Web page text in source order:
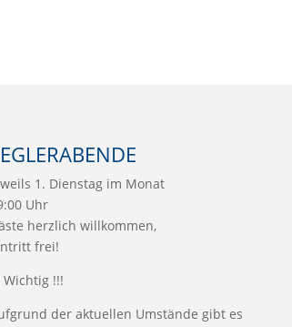
1. Dienstag im Monat
Uhr
herzlich willkommen,
frei!
Wichtig !!!
der aktuellen Umstände gibt es